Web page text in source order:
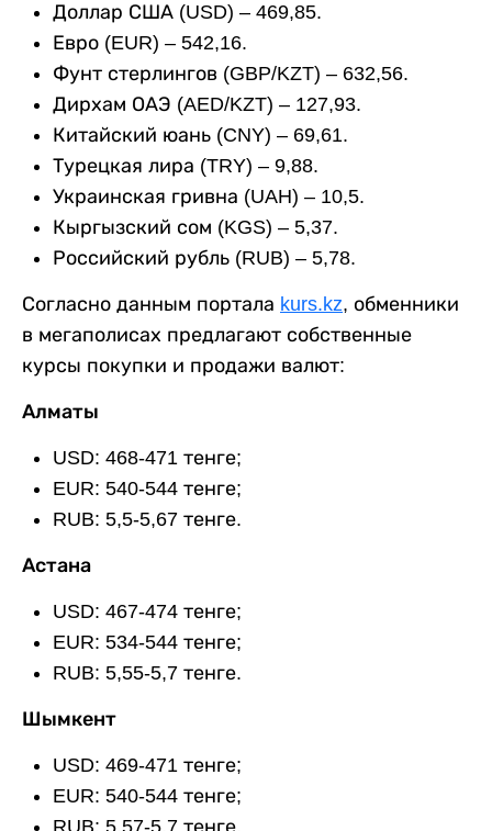
Доллар США (USD) – 469,85.
Евро (EUR) – 542,16.
Фунт стерлингов (GBP/KZT) – 632,56.
Дирхам ОАЭ (AED/KZT) – 127,93.
Китайский юань (CNY) – 69,61.
Турецкая лира (TRY) – 9,88.
Украинская гривна (UAH) – 10,5.
Кыргызский сом (KGS) – 5,37.
Российский рубль (RUB) – 5,78.
Согласно данным портала kurs.kz, обменники
в мегаполисах предлагают собственные
курсы покупки и продажи валют:
Алматы
USD: 468-471 тенге;
EUR: 540-544 тенге;
RUB: 5,5-5,67 тенге.
Астана
USD: 467-474 тенге;
EUR: 534-544 тенге;
RUB: 5,55-5,7 тенге.
Шымкент
USD: 469-471 тенге;
EUR: 540-544 тенге;